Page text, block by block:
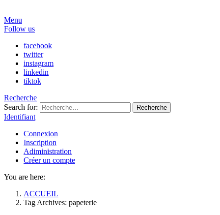
Menu
Follow us
facebook
twitter
instagram
linkedin
tiktok
Recherche
Search for:
Recherche
Identifiant
Connexion
Inscription
Adiministration
Créer un compte
You are here:
ACCUEIL
Tag Archives: papeterie